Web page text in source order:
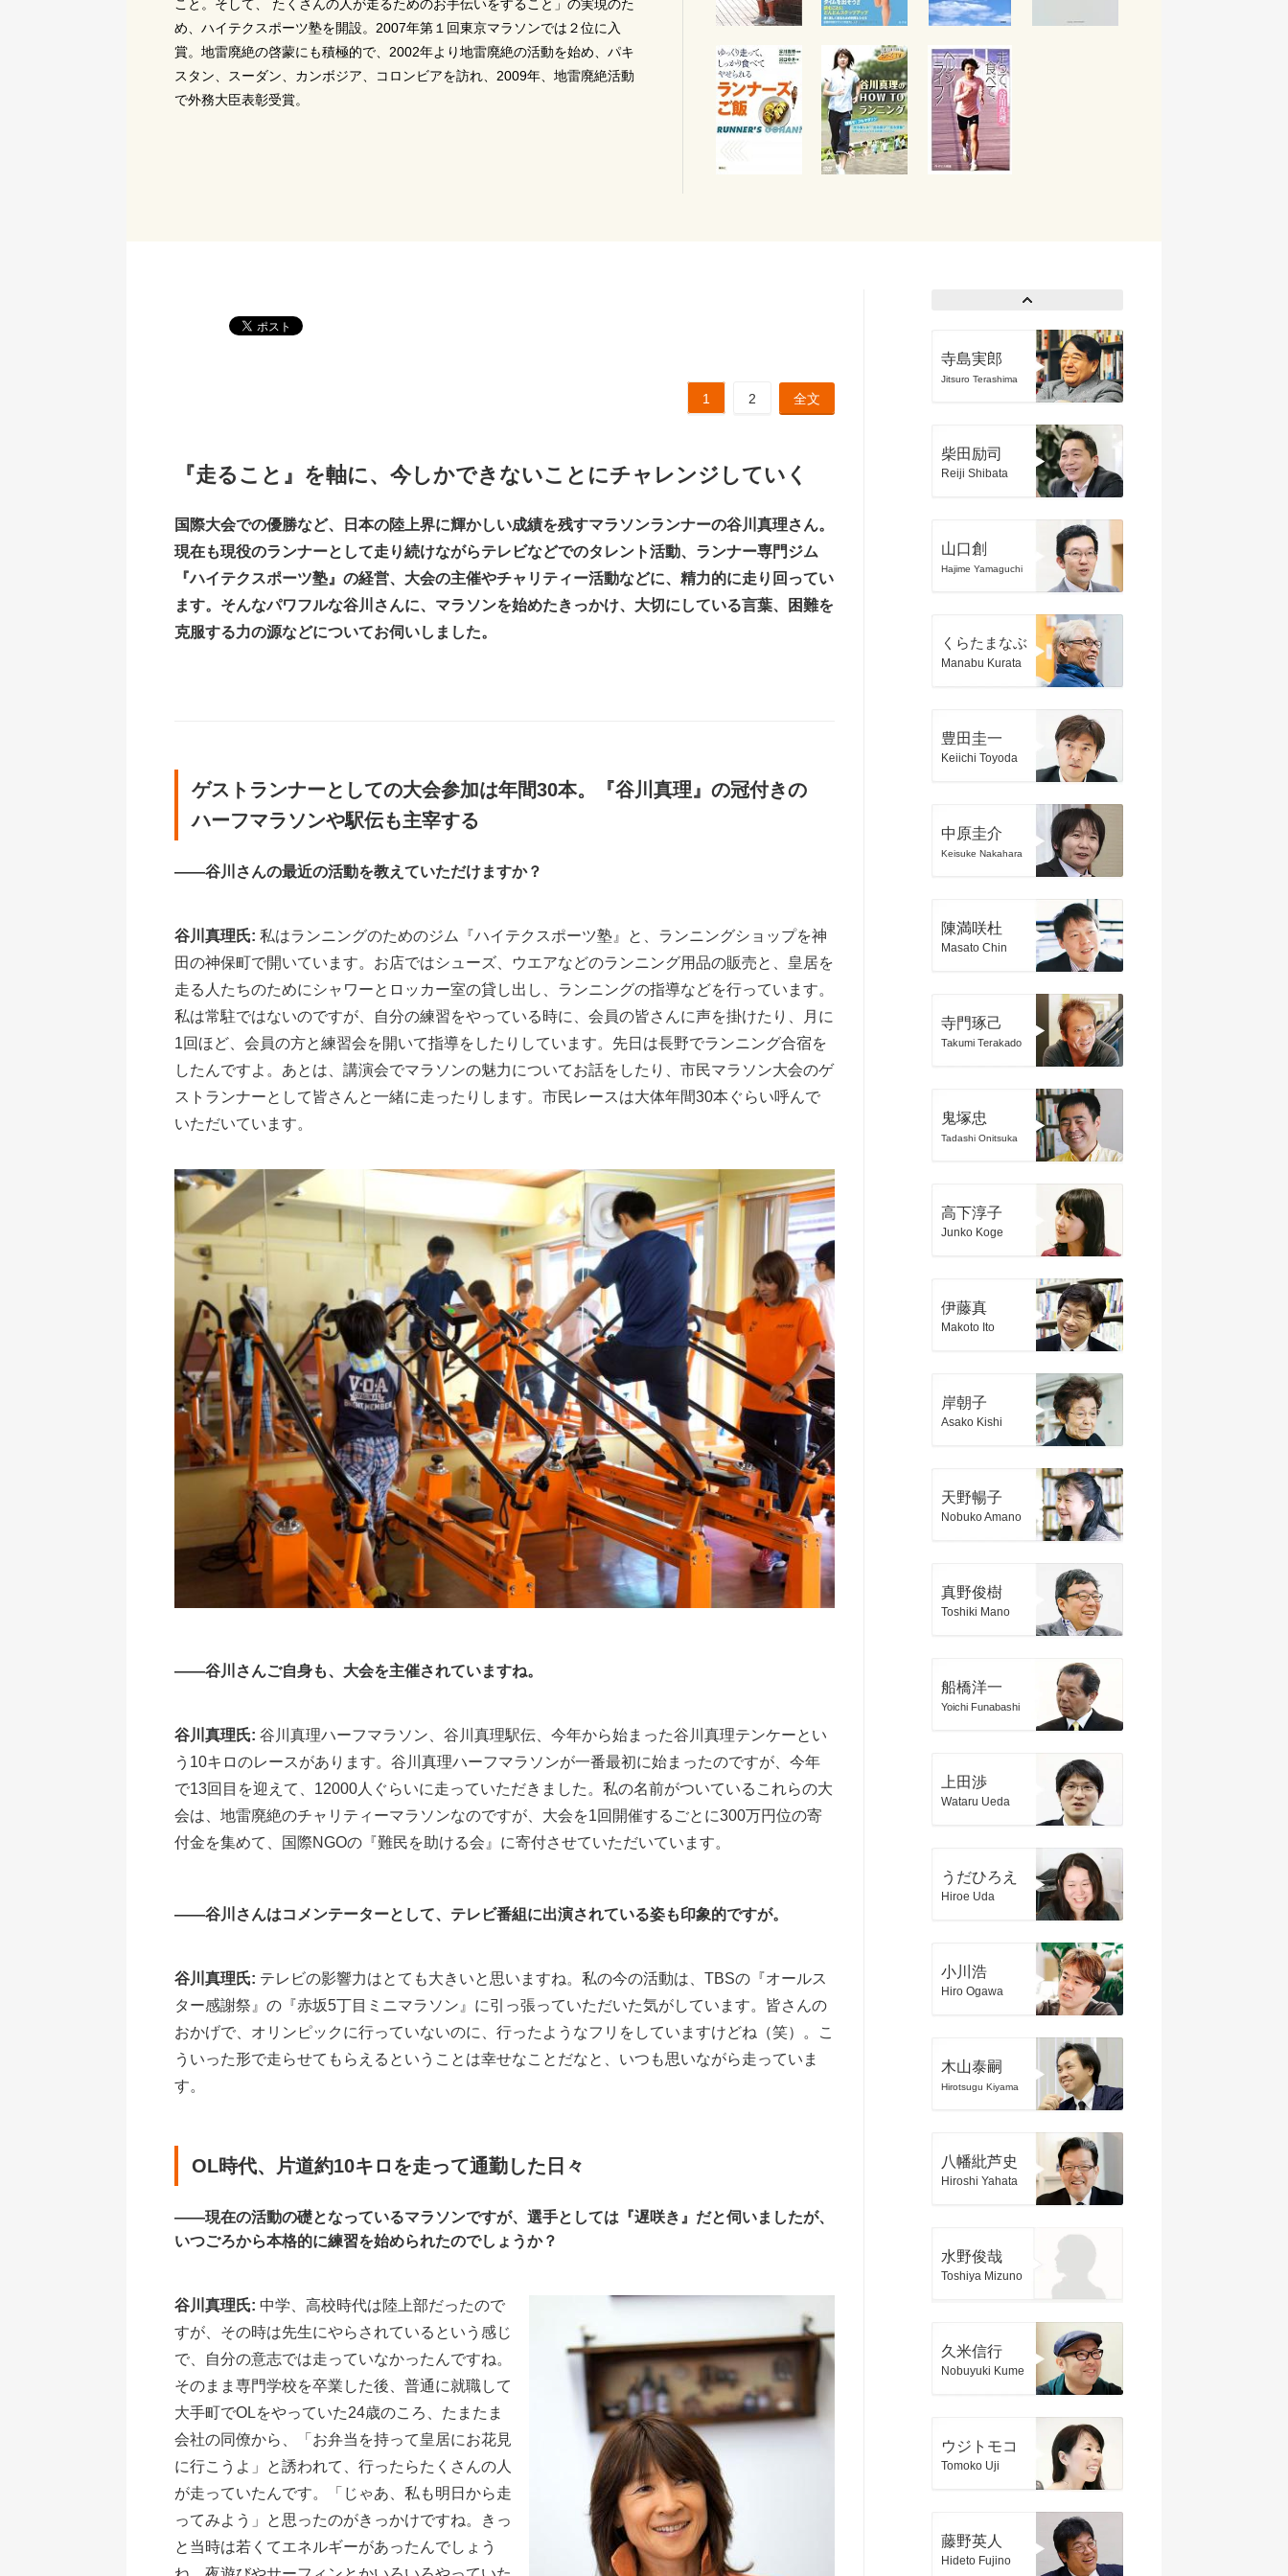
こと。そして、 たくさんの人が走るためのお手伝いをすること」の実現のた
め、ハイテクスポーツ塾を開設。2007年第１回東京マラソンでは２位に入
賞。地雷廃絶の啓蒙にも積極的で、2002年より地雷廃絶の活動を始め、パキ
スタン、スーダン、カンボジア、コロンビアを訪れ、2009年、地雷廃絶活動
で外務大臣表彰受賞。
1 2 全文
『走ること』を軸に、今しかできないことにチャレンジしていく
国際大会での優勝など、日本の陸上界に輝かしい成績を残すマラソンランナーの谷川真理さん。
現在も現役のランナーとして走り続けながらテレビなどでのタレント活動、ランナー専門ジム
『ハイテクスポーツ塾』の経営、大会の主催やチャリティー活動などに、精力的に走り回ってい
ます。そんなパワフルな谷川さんに、マラソンを始めたきっかけ、大切にしている言葉、困難を
克服する力の源などについてお伺いしました。
ゲストランナーとしての大会参加は年間30本。『谷川真理』の冠付きの
ハーフマラソンや駅伝も主宰する
――谷川さんの最近の活動を教えていただけますか？
谷川真理氏: 私はランニングのためのジム『ハイテクスポーツ塾』と、ランニングショップを神
田の神保町で開いています。お店ではシューズ、ウエアなどのランニング用品の販売と、皇居を
走る人たちのためにシャワーとロッカー室の貸し出し、ランニングの指導などを行っています。
私は常駐ではないのですが、自分の練習をやっている時に、会員の皆さんに声を掛けたり、月に
1回ほど、会員の方と練習会を開いて指導をしたりしています。先日は長野でランニング合宿を
したんですよ。あとは、講演会でマラソンの魅力についてお話をしたり、市民マラソン大会のゲ
ストランナーとして皆さんと一緒に走ったりします。市民レースは大体年間30本ぐらい呼んで
いただいています。
――谷川さんご自身も、大会を主催されていますね。
谷川真理氏: 谷川真理ハーフマラソン、谷川真理駅伝、今年から始まった谷川真理テンケーとい
う10キロのレースがあります。谷川真理ハーフマラソンが一番最初に始まったのですが、今年
で13回目を迎えて、12000人ぐらいに走っていただきました。私の名前がついているこれらの大
会は、地雷廃絶のチャリティーマラソンなのですが、大会を1回開催するごとに300万円位の寄
付金を集めて、国際NGOの『難民を助ける会』に寄付させていただいています。
――谷川さんはコメンテーターとして、テレビ番組に出演されている姿も印象的ですが。
谷川真理氏: テレビの影響力はとても大きいと思いますね。私の今の活動は、TBSの『オールス
ター感謝祭』の『赤坂5丁目ミニマラソン』に引っ張っていただいた気がしています。皆さんの
おかげで、オリンピックに行っていないのに、行ったようなフリをしていますけどね（笑）。こ
ういった形で走らせてもらえるということは幸せなことだなと、いつも思いながら走っていま
す。
OL時代、片道約10キロを走って通勤した日々
――現在の活動の礎となっているマラソンですが、選手としては『遅咲き』だと伺いましたが、
いつごろから本格的に練習を始められたのでしょうか？
谷川真理氏: 中学、高校時代は陸上部だったので
すが、その時は先生にやらされているという感じ
で、自分の意志では走っていなかったんですね。
そのまま専門学校を卒業した後、普通に就職して
大手町でOLをやっていた24歳のころ、たまたま
会社の同僚から、「お弁当を持って皇居にお花見
に行こうよ」と誘われて、行ったらたくさんの人
が走っていたんです。「じゃあ、私も明日から走
ってみよう」と思ったのがきっかけですね。きっ
と当時は若くてエネルギーがあったんでしょう
寺島実郎
Jitsuro Terashima
柴田励司
Reiji Shibata
山口創
Hajime Yamaguchi
くらたまなぶ
Manabu Kurata
豊田圭一
Keiichi Toyoda
中原圭介
Keisuke Nakahara
陳満咲杜
Masato Chin
寺門琢己
Takumi Terakado
鬼塚忠
Tadashi Onitsuka
高下淳子
Junko Koge
伊藤真
Makoto Ito
岸朝子
Asako Kishi
天野暢子
Nobuko Amano
真野俊樹
Toshiki Mano
船橋洋一
Yoichi Funabashi
上田渉
Wataru Ueda
うだひろえ
Hiroe Uda
小川浩
Hiro Ogawa
木山泰嗣
Hirotsugu Kiyama
八幡紕芦史
Hiroshi Yahata
水野俊哉
Toshiya Mizuno
久米信行
Nobuyuki Kume
ウジトモコ
Tomoko Uji
藤野英人
Hideto Fujino